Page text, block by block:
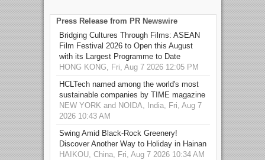
Press Release from PR Newswire
Bridging Cultures Through Films: ASEAN
Film Festival 2026 to Open this August
with its Largest Programme to Date
HONG KONG, Fri, Aug 7 2026 12:05 PM
HCLTech named among the world's most
sustainable companies by TIME magazine
NEW YORK and NOIDA, India, Fri, Aug 7
2026 10:43 AM
Swing Amid Black‑Rock Greenery!
Discover Another Way to Holiday in Hainan
HAIKOU, China, Fri, Aug 7 2026 10:34 AM